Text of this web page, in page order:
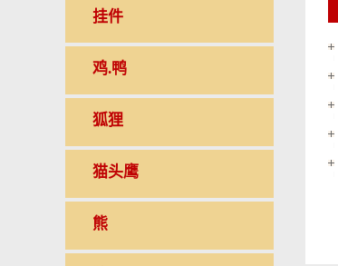
挂件
鸡.鸭
狐狸
猫头鹰
熊